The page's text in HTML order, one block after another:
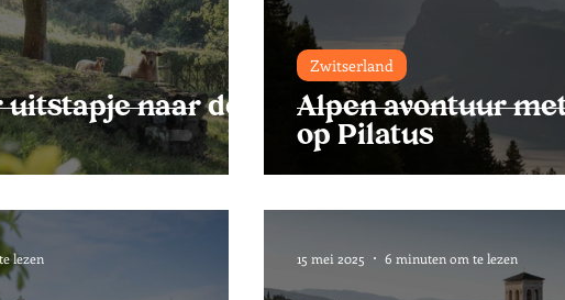
Finland United Kingdom Roemenië
The Locals Straatfotografie Zweden
naar de
Alpen avontuur
op Pilatus
Zwitserland
lezen 15 mei 2025 6 minuten om te lezen